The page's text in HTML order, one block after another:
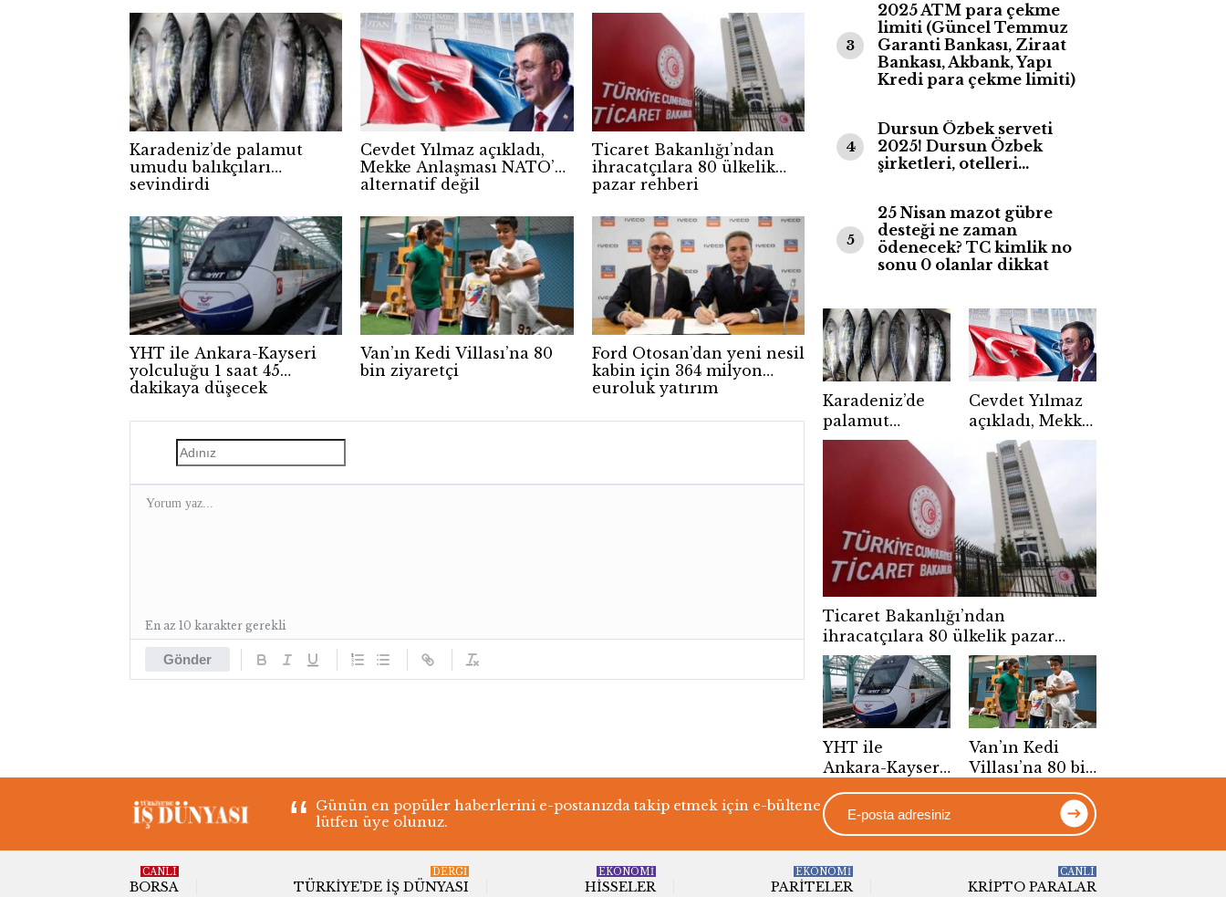
Karadeniz’de palamut
umudu balıkçıları
sevindirdi
Cevdet Yılmaz açıkladı,
Mekke Anlaşması NATO’ya
alternatif değil
Ticaret Bakanlığı’ndan
ihracatçılara 80 ülkelik
pazar rehberi
YHT ile Ankara-Kayseri
yolculuğu 1 saat 45
dakikaya düşecek
Van’ın Kedi Villası’na 80
bin ziyaretçi
Ford Otosan’dan yeni nesil
kabin için 364 milyon
euroluk yatırım
Gönder
En az 10 karakter gerekli
3
2025 ATM para çekme
limiti (Güncel Temmuz
Garanti Bankası, Ziraat
Bankası, Akbank, Yapı
Kredi para çekme limiti)
4
Dursun Özbek serveti
2025! Dursun Özbek
şirketleri, otelleri…
5
25 Nisan mazot gübre
desteği ne zaman
ödenecek? TC kimlik no
sonu 0 olanlar dikkat
Karadeniz’de
palamut
umudu
Cevdet Yılmaz
açıkladı, Mekke
Anlaşması
NATO’ya
alternatif değil
Ticaret Bakanlığı’ndan
ihracatçılara 80 ülkelik pazar
rehberi
YHT ile
Ankara-Kayseri
yolculuğu 1
saat 45
dakikaya
düşecek
Van’ın Kedi
Villası’na 80 bin
ziyaretçi
Günün en popüler haberlerini e-postanızda takip etmek için e-bültene
lütfen üye olunuz.
BORSA
CANLI
TÜRKIYE'DE İŞ DÜNYASI
DERGI
HISSELER
EKONOMİ
PARITELER
EKONOMİ
KRIPTO PARALAR
CANLI